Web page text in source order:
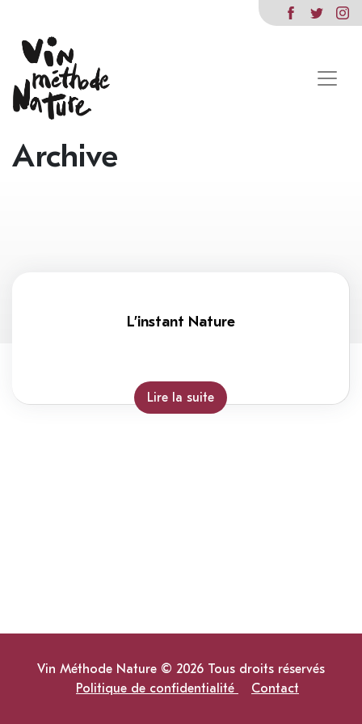
Archive
L’instant Nature
Lire la suite
Vin Méthode Nature © 2026 Tous droits réservés
Politique de confidentialité
Contact